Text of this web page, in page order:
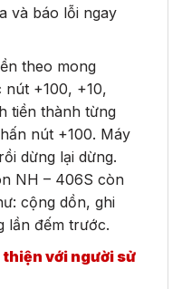
và báo lỗi ngay
theo mong
nút +100, +10,
tiền thành từng
nút +100. Máy
dừng lại dừng.
NH – 406S còn
cộng dồn, ghi
lần đếm trước.
với người sử